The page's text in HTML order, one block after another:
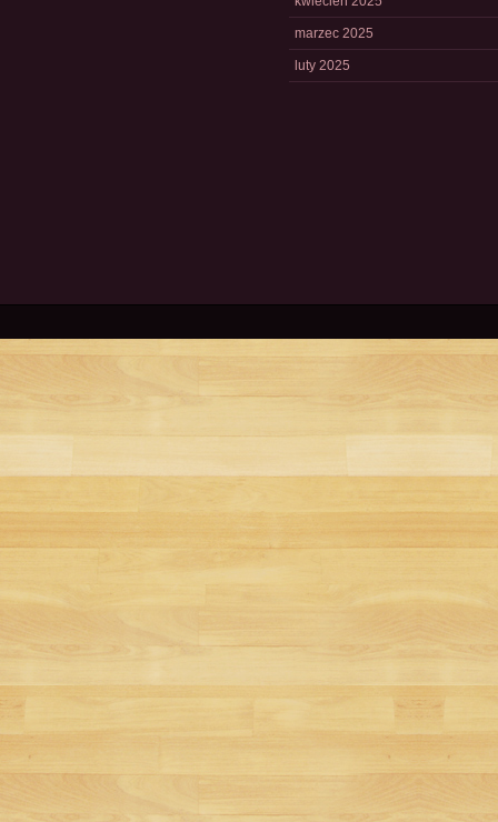
marzec 2025
luty 2025